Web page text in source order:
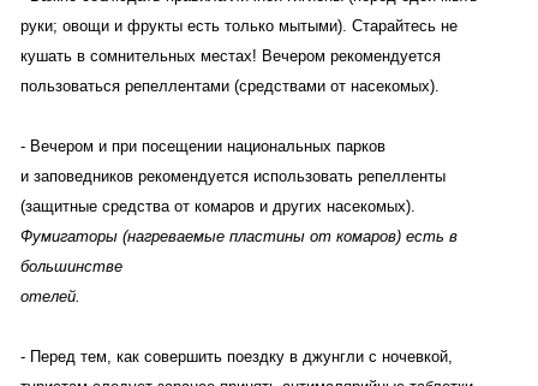
руки; овощи и фрукты есть только мытыми). Старайтесь не
кушать в сомнительных местах! Вечером рекомендуется
пользоваться репеллентами (средствами от насекомых).
- Вечером и при посещении национальных парков
и заповедников рекомендуется использовать репелленты
(защитные средства от комаров и других насекомых).
Фумигаторы (нагреваемые пластины от комаров) есть в
большинстве
отелей.
- Перед тем, как совершить поездку в джунгли с ночевкой,